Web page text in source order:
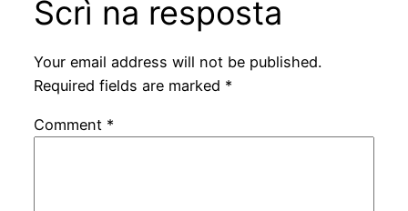
Scrì na resposta
Your email address will not be published.
Required fields are marked *
Comment *